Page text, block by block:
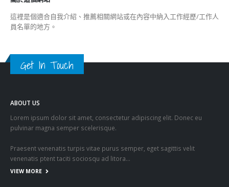
這裡是個適合自我介紹、推薦相關網站或在內容中納入工作經歷/工作人
員名單的地方。
Get In Touch
ABOUT US
Lorem ipsum dolor sit amet, consectetur adipiscing elit. Donec eu
pulvinar magna semper scelerisque.
Praesent venenatis turpis vitae purus semper, eget sagittis velit
venenatis ptent taciti sociosqu ad litora…
VIEW MORE